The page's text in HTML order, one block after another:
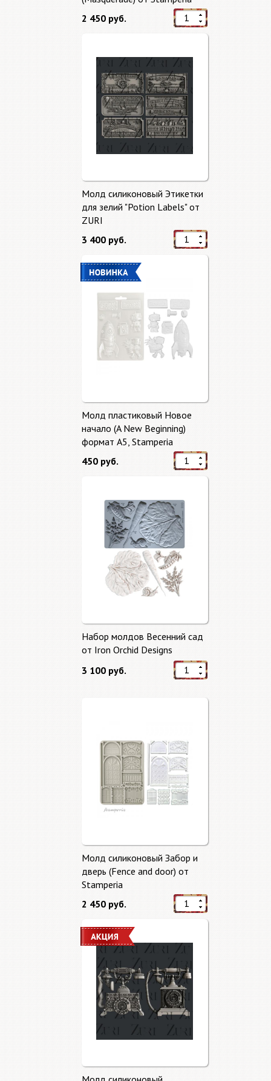
2 450 руб.
Молд силиконовый Этикетки
для зелий "Potion Labels" от
ZURI
3 400 руб.
Молд пластиковый Новое
начало (A New Beginning)
формат А5, Stamperia
450 руб.
Набор молдов Весенний сад
от Iron Orchid Designs
3 100 руб.
Молд силиконовый Забор и
дверь (Fence and door) от
Stamperia
2 450 руб.